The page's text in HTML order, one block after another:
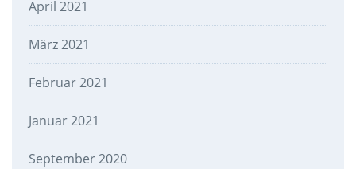
April 2021
März 2021
Februar 2021
Januar 2021
September 2020